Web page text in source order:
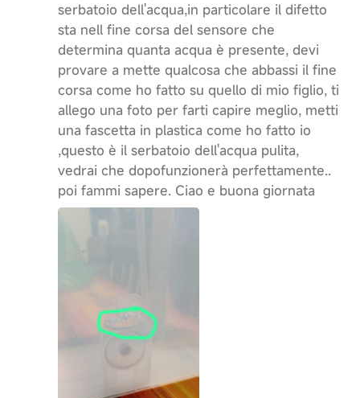
serbatoio dell'acqua,in particolare il difetto
sta nell fine corsa del sensore che
determina quanta acqua è presente, devi
provare a mette qualcosa che abbassi il fine
corsa come ho fatto su quello di mio figlio, ti
allego una foto per farti capire meglio, metti
una fascetta in plastica come ho fatto io
,questo è il serbatoio dell'acqua pulita,
vedrai che dopofunzionerà perfettamente..
poi fammi sapere. Ciao e buona giornata